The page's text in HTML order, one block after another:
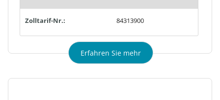
Zolltarif-Nr.: 84313900
Erfahren Sie mehr